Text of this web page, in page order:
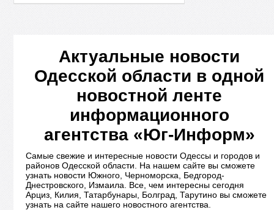
Актуальные новости
Одесской области в одной
новостной ленте
информационного
агентства «Юг-Информ»
Самые свежие и интересные новости Одессы и городов и
районов Одесской области. На нашем сайте вы сможете
узнать новости Южного, Черноморска, Бедгород-
Днестровского, Измаила. Все, чем интересны сегодня
Арциз, Килия, Татарбунары, Болград, Тарутино вы сможете
узнать на сайте нашего новостного агентства.